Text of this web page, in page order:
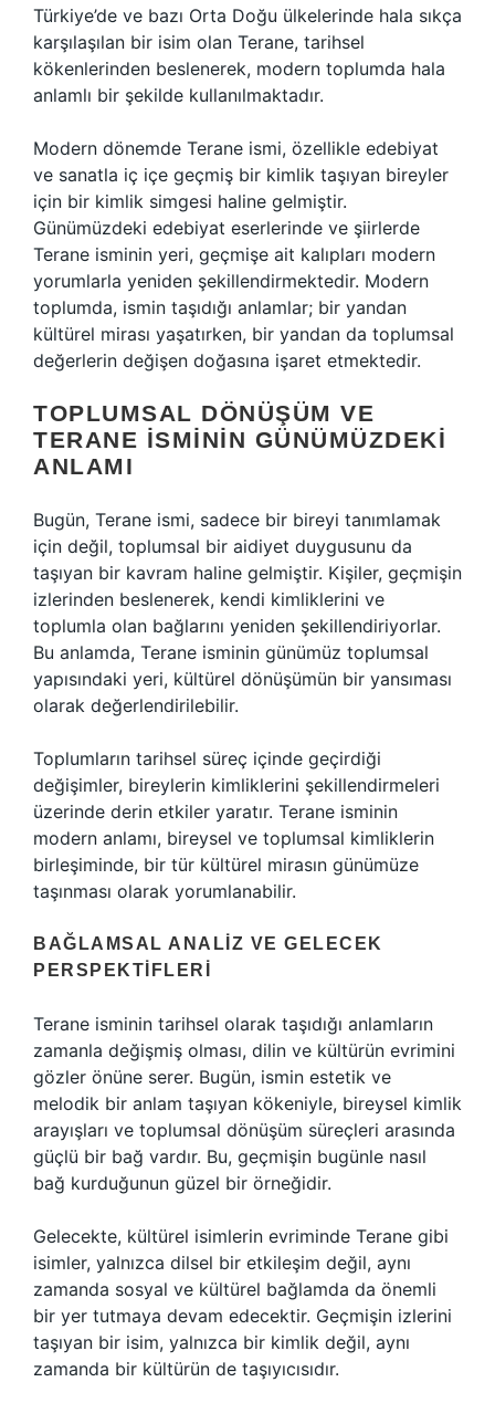
Türkiye’de ve bazı Orta Doğu ülkelerinde hala sıkça
karşılaşılan bir isim olan Terane, tarihsel
kökenlerinden beslenerek, modern toplumda hala
anlamlı bir şekilde kullanılmaktadır.
Modern dönemde Terane ismi, özellikle edebiyat
ve sanatla iç içe geçmiş bir kimlik taşıyan bireyler
için bir kimlik simgesi haline gelmiştir.
Günümüzdeki edebiyat eserlerinde ve şiirlerde
Terane isminin yeri, geçmişe ait kalıpları modern
yorumlarla yeniden şekillendirmektedir. Modern
toplumda, ismin taşıdığı anlamlar; bir yandan
kültürel mirası yaşatırken, bir yandan da toplumsal
değerlerin değişen doğasına işaret etmektedir.
TOPLUMSAL DÖNÜŞÜM VE
TERANE İSMININ GÜNÜMÜZDEKI
ANLAMI
Bugün, Terane ismi, sadece bir bireyi tanımlamak
için değil, toplumsal bir aidiyet duygusunu da
taşıyan bir kavram haline gelmiştir. Kişiler, geçmişin
izlerinden beslenerek, kendi kimliklerini ve
toplumla olan bağlarını yeniden şekillendiriyorlar.
Bu anlamda, Terane isminin günümüz toplumsal
yapısındaki yeri, kültürel dönüşümün bir yansıması
olarak değerlendirilebilir.
Toplumların tarihsel süreç içinde geçirdiği
değişimler, bireylerin kimliklerini şekillendirmeleri
üzerinde derin etkiler yaratır. Terane isminin
modern anlamı, bireysel ve toplumsal kimliklerin
birleşiminde, bir tür kültürel mirasın günümüze
taşınması olarak yorumlanabilir.
BAĞLAMSAL ANALIZ VE GELECEK
PERSPEKTIFLERI
Terane isminin tarihsel olarak taşıdığı anlamların
zamanla değişmiş olması, dilin ve kültürün evrimini
gözler önüne serer. Bugün, ismin estetik ve
melodik bir anlam taşıyan kökeniyle, bireysel kimlik
arayışları ve toplumsal dönüşüm süreçleri arasında
güçlü bir bağ vardır. Bu, geçmişin bugünle nasıl
bağ kurduğunun güzel bir örneğidir.
Gelecekte, kültürel isimlerin evriminde Terane gibi
isimler, yalnızca dilsel bir etkileşim değil, aynı
zamanda sosyal ve kültürel bağlamda da önemli
bir yer tutmaya devam edecektir. Geçmişin izlerini
taşıyan bir isim, yalnızca bir kimlik değil, aynı
zamanda bir kültürün de taşıyıcısıdır.